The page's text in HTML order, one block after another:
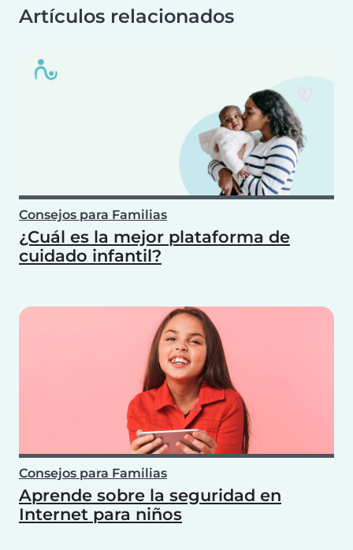
Artículos relacionados
Consejos para Familias
¿Cuál es la mejor plataforma de
cuidado infantil?
Consejos para Familias
Aprende sobre la seguridad en
Internet para niños